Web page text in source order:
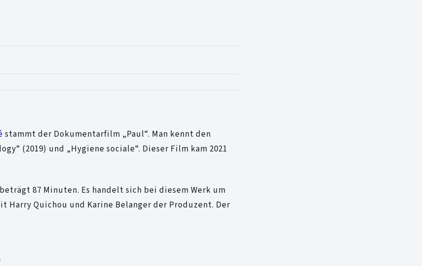
stammt der Dokumentarfilm „Paul“. Man kennt den
(2019) und „Hygiene sociale“. Dieser Film kam 2021
87 Minuten. Es handelt sich bei diesem Werk um
Harry Quichou und Karine Belanger der Produzent. Der